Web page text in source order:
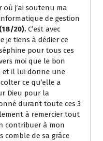
où j’ai soutenu ma
de gestion
20). C’est avec
je tiens à dédier ce
pour tous ces
moi que le bon
et il lui donne une
ce qu’elle a
Dieu pour la
durant toute ces 3
à remercier tout
contribuer à mon
comble de sa grâce